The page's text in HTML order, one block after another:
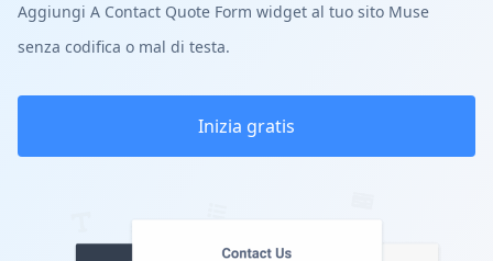
Aggiungi A Contact Quote Form widget al tuo sito Muse
senza codifica o mal di testa.
Inizia gratis